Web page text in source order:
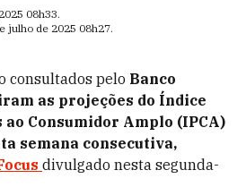
08h33.
julho de 2025 08h27.
consultados pelo Banco
as projeções do Índice
ao Consumidor Amplo (IPCA)
semana consecutiva,
divulgado nesta segunda-